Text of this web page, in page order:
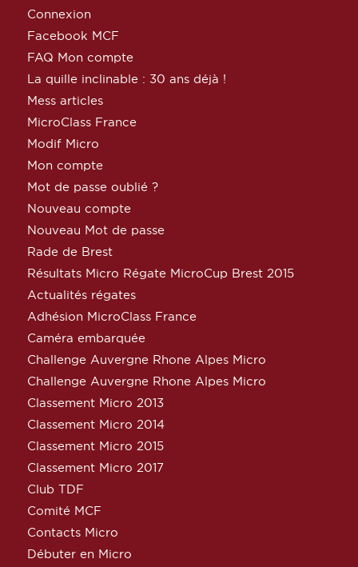
Connexion
Facebook MCF
FAQ Mon compte
La quille inclinable : 30 ans déjà !
Mess articles
MicroClass France
Modif Micro
Mon compte
Mot de passe oublié ?
Nouveau compte
Nouveau Mot de passe
Rade de Brest
Résultats Micro Régate MicroCup Brest 2015
Actualités régates
Adhésion MicroClass France
Caméra embarquée
Challenge Auvergne Rhone Alpes Micro
Challenge Auvergne Rhone Alpes Micro
Classement Micro 2013
Classement Micro 2014
Classement Micro 2015
Classement Micro 2017
Club TDF
Comité MCF
Contacts Micro
Débuter en Micro